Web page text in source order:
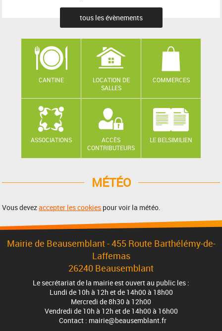
tous les évènements
CANTINE
LOCATION DE
SALLES
COMMERCES
ASSOCIATIONS
ACCÈS
CONTRIBUTEURS
LE BELSIMILIEN
MÉTÉO
Vous devezaccepter les cookies pour voir la météo.
Mairie de Beausemblant - 455 Route Barthélémy-de-
Laffemas
26240 Beausemblant
Le secrétariat de la mairie est ouvert au public les :
Lundi de 10h à 12h et de 14h00 à 18h00
Mercredi de 8h30 à 12h00
Vendredi de 10h à 12h et de 14h00 à 16h00
Contact : mairie@beausemblant.fr